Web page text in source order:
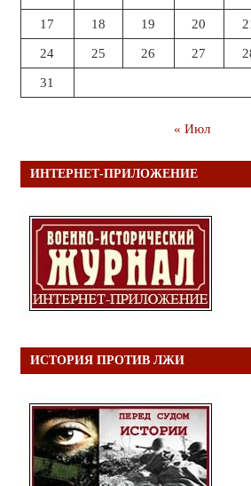
17 18 19 20
24 25 26 27
31
« Июл
ИНТЕРНЕТ-ПРИЛОЖЕНИЕ
ИСТОРИЯ ПРОТИВ ЛЖИ